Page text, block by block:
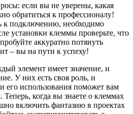
если вы не уверены, какая
обратиться к профессионалу!
к подключению, необходимо
установки клеммы проверьте, что
аккуратно потянуть
– вы на пути к успеху!
элемент имеет значение, и
У них есть своя роль, и
его использования поможет вам
когда вы знаете о клеммах
включить фантазию в проектах